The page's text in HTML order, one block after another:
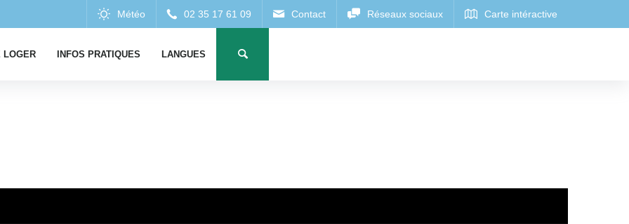
LOGER INFOS PRATIQUES LANGUES